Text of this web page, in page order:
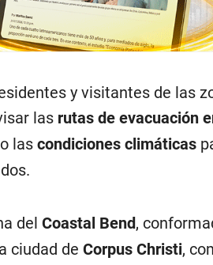
y visitantes de las
las rutas de evacuación
las condiciones climáticas
del Coastal Bend,
ciudad de Corpus Christi,